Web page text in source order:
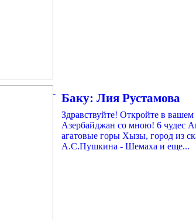
Баку: Лия Рустамова
Здравствуйте! Откройте в вашем
Азербайджан со мною! 6 чудес
агатовые горы Хызы, город из
А.С.Пушкина - Шемаха и еще...